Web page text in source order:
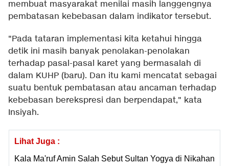
membuat masyarakat menilai masih langgengnya
pembatasan kebebasan dalam indikator tersebut.
"Pada tataran implementasi kita ketahui hingga
detik ini masih banyak penolakan-penolakan
terhadap pasal-pasal karet yang bermasalah di
dalam KUHP (baru). Dan itu kami mencatat sebagai
suatu bentuk pembatasan atau ancaman terhadap
kebebasan berekspresi dan berpendapat," kata
Insiyah.
Lihat Juga :
Kala Ma'ruf Amin Salah Sebut Sultan Yogya di Nikahan